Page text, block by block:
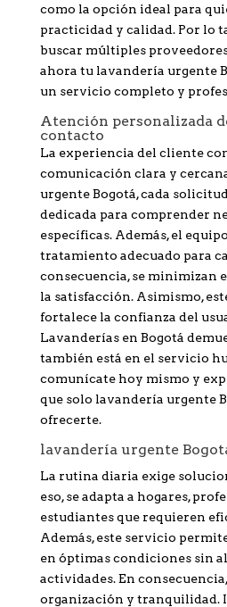
como la opción ideal para
practicidad y calidad. Por lo
buscar múltiples
ahora tu lavandería urgente
un servicio completo y
Atención personalizada
contacto
La experiencia del cliente
comunicación clara y
urgente Bogotá, cada
dedicada para comprender
específicas. Además, el
tratamiento adecuado para
consecuencia, se minimizan
la satisfacción. Asimismo,
fortalece la confianza del
Lavanderías en Bogotá
también está en el servicio
comunícate hoy mismo y
que solo lavandería urgente
ofrecerte.
lavandería urgente
La rutina diaria exige
eso, se adapta a hogares,
estudiantes que requieren
Además, este servicio
en óptimas condiciones sin
actividades. En
organización y tranquilidad.